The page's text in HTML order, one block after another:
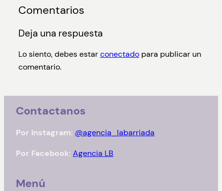
Comentarios
Deja una respuesta
Lo siento, debes estarconectadopara publicar un
comentario.
Contactanos
Por Instagram: @agencia_labarriada
Por Facebook: Agencia LB
Menú